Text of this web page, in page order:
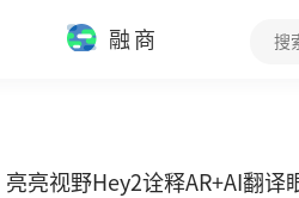
融商
亮视野Hey2诠释AR+AI翻译